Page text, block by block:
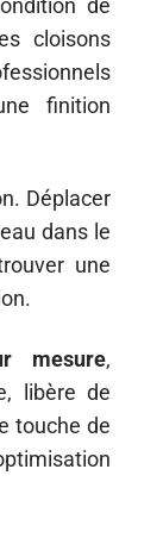
cloisons
finition
Déplacer
dans le
une
mesure,
libère de
touche de